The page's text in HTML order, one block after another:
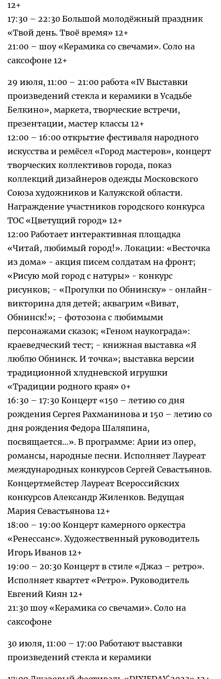
12+
17:30 – 22:30 Большой молодёжный праздник
«Твой день. Твоё время» 12+
21:00 – шоу «Керамика со свечами». Соло на
саксофоне 12+
29 июля, 11:00 – 21:00 работа «IV Выставки
произведений стекла и керамики в Усадьбе
Белкино», маркета, творческие встречи,
презентации, мастер классы 12+
12:00 – 16:00 открытие фестиваля народного
искусства и ремёсел «Город мастеров», концерт
творческих коллективов города, показ
коллекций дизайнеров одежды Московского
Союза художников и Калужской области.
Награждение участников городского конкурса
ТОС «Цветущий город» 12+
12:00 Работает интерактивная площадка
«Читай, любимый город!». Локации: «Весточка
из дома» - акция писем солдатам на фронт;
«Рисую мой город с натуры» - конкурс
рисунков; - «Прогулки по Обнинску» - онлайн-
викторина для детей; аквагрим «Виват,
Обнинск!»; - фотозона с любимыми
персонажами сказок; «Геном наукограда»:
краеведческий тест; - книжная выставка «Я
люблю Обнинск. И точка»; выставка версии
традиционной хлудневской игрушки
«Традиции родного края» 0+
16:30 – 17:30 Концерт «150 – летию со дня
рождения Сергея Рахманинова и 150 – летию со
дня рождения Федора Шаляпина,
посвящается…». В программе: Арии из опер,
романсы, народные песни. Исполняет Лауреат
международных конкурсов Сергей Севастьянов.
Концертмейстер Лауреат Всероссийских
конкурсов Александр Жиленков. Ведущая
Мария Севастьянова 12+
18:00 – 19:00 Концерт камерного оркестра
«Ренессанс». Художественный руководитель
Игорь Иванов 12+
19:00 – 20:30 Концерт в стиле «Джаз – ретро».
Исполняет квартет «Ретро». Руководитель
Евгений Киян 12+
21:30 шоу «Керамика со свечами». Соло на
саксофоне
30 июля, 11:00 – 17:00 Работают выставки
произведений стекла и керамики